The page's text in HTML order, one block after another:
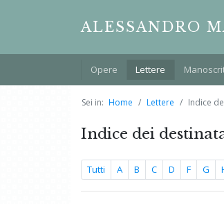
ALESSANDRO
Opere Lettere
Sei in: Home Lettere Indice
Indice dei
Tutti A B C D F G